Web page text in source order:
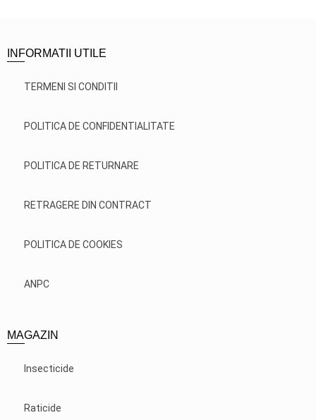
INFORMATII UTILE
TERMENI SI CONDITII
POLITICA DE CONFIDENTIALITATE
POLITICA DE RETURNARE
RETRAGERE DIN CONTRACT
POLITICA DE COOKIES
ANPC
MAGAZIN
Insecticide
Raticide